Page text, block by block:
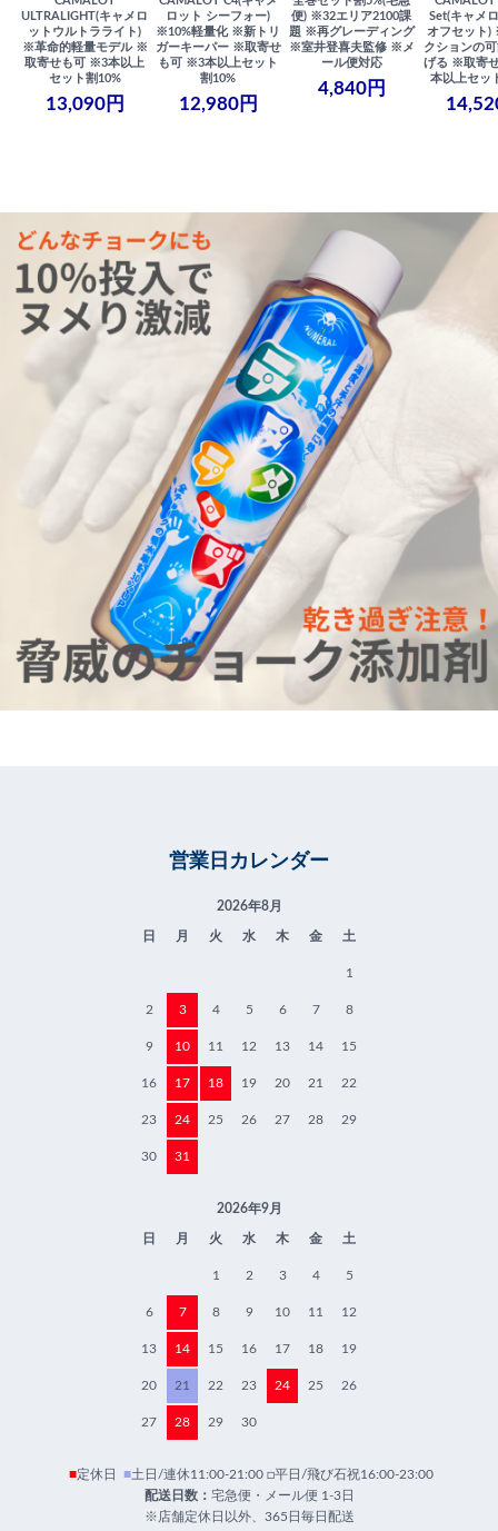
ULTRALIGHT(キャメロ
ットウルトラライト)
※革命的軽量モデル ※
取寄せも可 ※3本以上
セット割10%
13,090円
ロット シーフォー)
※10%軽量化 ※新トリ
ガーキーパー ※取寄せ
も可 ※3本以上セット
割10%
12,980円
便) ※32エリア2100課
題 ※再グレーディング
※室井登喜夫監修 ※メ
ール便対応
4,840円
Set(キャメ
オフセット)
クションの
げる ※取寄
本以上セッ
営業日カレンダー
2026年8月
日 月 火 水 木 金 土
1
2 3 4 5 6 7 8
9 10 11 12 13 14 15
16 17 18 19 20 21 22
23 24 25 26 27 28 29
30 31
2026年9月
日 月 火 水 木 金 土
1 2 3 4 5
6 7 8 9 10 11 12
13 14 15 16 17 18 19
20 21 22 23 24 25 26
27 28 29 30
■定休日 ■土日/連休11:00-21:00 □平日/飛び石祝16:00-23:00
配送日数： 宅急便・メール便 1-3日
※店舗定休日以外、365日毎日配送